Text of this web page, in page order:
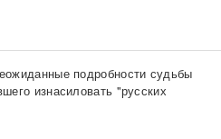
подробности судьбы
изнасиловать "русских